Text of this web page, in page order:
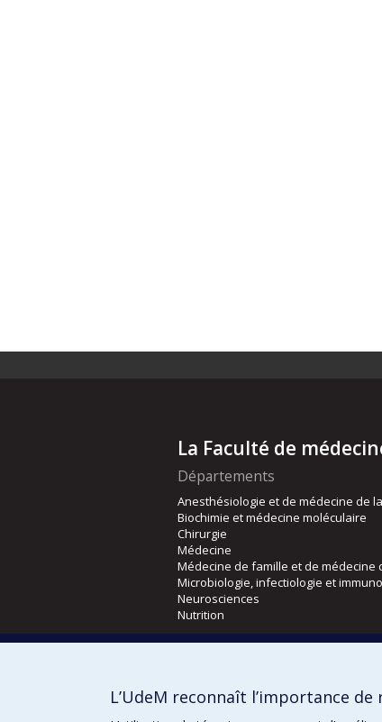
La Faculté de
Départements
Anesthésiologie et de médecine de
Biochimie et médecine moléculaire
Chirurgie
Médecine
Médecine de famille et de médecine
Microbiologie, infectiologie et
Neurosciences
Nutrition
Orthophonie et audiologie
L’UdeM reconnaît l’importance